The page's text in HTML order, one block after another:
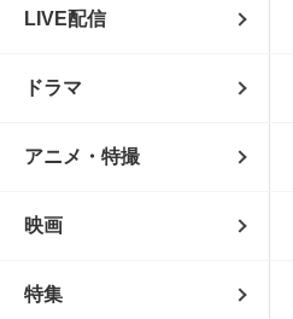
LIVE配信
ドラマ
アニメ・特撮
映画
特集